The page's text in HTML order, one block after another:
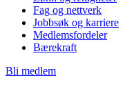
Fag og nettverk
Jobbsøk og karriere
Medlemsfordeler
Bærekraft
Bli medlem